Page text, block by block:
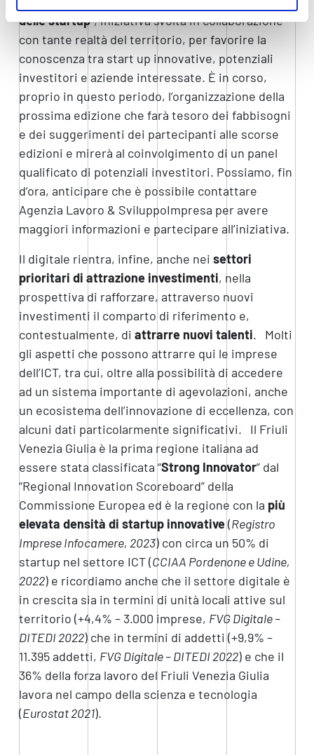
delle startup”, iniziativa svolta in collaborazione
con tante realtà del territorio, per favorire la
conoscenza tra start up innovative, potenziali
investitori e aziende interessate. È in corso,
proprio in questo periodo, l’organizzazione della
prossima edizione che farà tesoro dei fabbisogni
e dei suggerimenti dei partecipanti alle scorse
edizioni e mirerà al coinvolgimento di un panel
qualificato di potenziali investitori. Possiamo, fin
d’ora, anticipare che è possibile contattare
Agenzia Lavoro & SviluppoImpresa per avere
maggiori informazioni e partecipare all’iniziativa.
Il digitale rientra, infine, anche nei settori
prioritari di attrazione investimenti, nella
prospettiva di rafforzare, attraverso nuovi
investimenti il comparto di riferimento e,
contestualmente, di attrarre nuovi talenti. Molti
gli aspetti che possono attrarre qui le imprese
dell’ICT, tra cui, oltre alla possibilità di accedere
ad un sistema importante di agevolazioni, anche
un ecosistema dell’innovazione di eccellenza, con
alcuni dati particolarmente significativi. Il Friuli
Venezia Giulia è la prima regione italiana ad
essere stata classificata “Strong Innovator” dal
“Regional Innovation Scoreboard” della
Commissione Europea ed è la regione con la più
elevata densità di startup innovative(Registro
Imprese Infocamere, 2023) con circa un 50% di
startup nel settore ICT (CCIAA Pordenone e Udine,
2022) e ricordiamo anche che il settore digitale è
in crescita sia in termini di unità locali attive sul
territorio (+4,4% – 3.000 imprese, FVG Digitale –
DITEDI 2022) che in termini di addetti (+9,9% –
11.395 addetti, FVG Digitale – DITEDI 2022) e che il
36% della forza lavoro del Friuli Venezia Giulia
lavora nel campo della scienza e tecnologia
(Eurostat 2021).